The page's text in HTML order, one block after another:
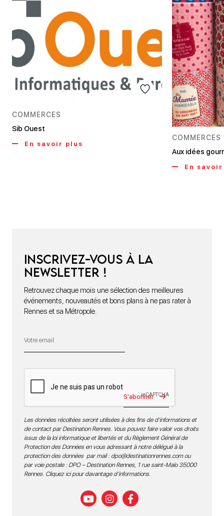
COMMERCES
Sib Ouest
En savoir plus
COMMERCES
Aux idées
En
Inscrivez-vous à la
newsletter !
Retrouvez chaque mois une sélection des meilleures
événements, nouveautés et bons plans à ne pas rater à
Rennes et sa Métropole.
S'abonner
Les données récoltées seront utilisées à des fins de d’informations et
de contact par Destination Rennes. Vous pouvez faire valoir vos droits
issus de la loi informatique et libertés et du Règlement Général de
Protection des Données en vous adressant à notre délégué à la
protection des données par mail : dpo@destinationrennes.comou
par voie postale : DPO – Destination Rennes, 1 rue saint-Malo 35000
Rennes. Cliquez ici pour davantage d’informations.